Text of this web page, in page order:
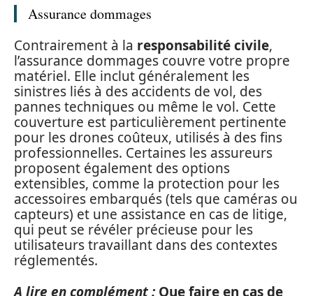
Assurance dommages
Contrairement à la responsabilité civile,
l’assurance dommages couvre votre propre
matériel. Elle inclut généralement les
sinistres liés à des accidents de vol, des
pannes techniques ou même le vol. Cette
couverture est particulièrement pertinente
pour les drones coûteux, utilisés à des fins
professionnelles. Certaines les assureurs
proposent également des options
extensibles, comme la protection pour les
accessoires embarqués (tels que caméras ou
capteurs) et une assistance en cas de litige,
qui peut se révéler précieuse pour les
utilisateurs travaillant dans des contextes
réglementés.
A lire en complément : Que faire en cas de